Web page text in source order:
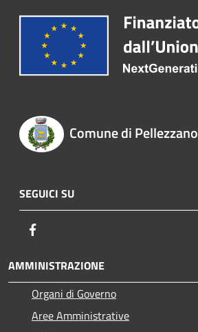
Comune di Pellezzano
SEGUICI SU
AMMINISTRAZIONE
Organi di Governo
Aree Amministrative